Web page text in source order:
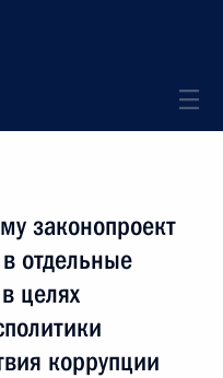
законопроект
отдельные
целях
коррупции